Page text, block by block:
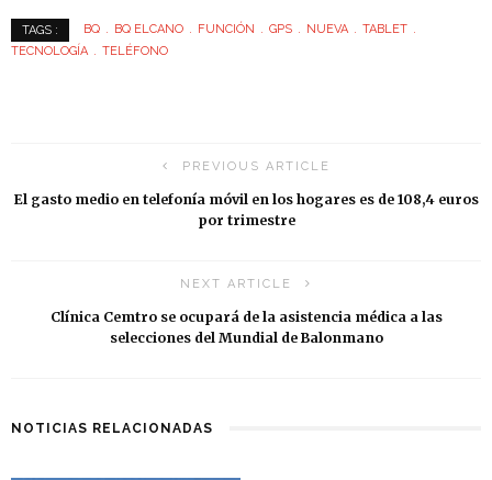
TAGS : BQ BQ ELCANO FUNCIÓN GPS NUEVA
TABLET
TECNOLOGÍA
TELÉFONO
PREVIOUS ARTICLE
El gasto medio en telefonía móvil en los hogares es de 108,4 euros
por trimestre
NEXT ARTICLE
Clínica Cemtro se ocupará de la asistencia médica a las
selecciones del Mundial de Balonmano
NOTICIAS RELACIONADAS